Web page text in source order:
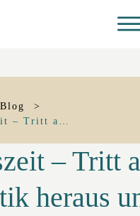
Blog
>
– Tritt
heraus